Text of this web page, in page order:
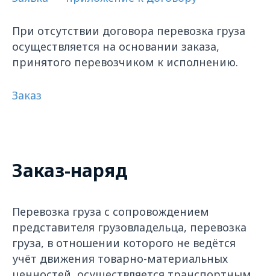
При отсутствии договора перевозка груза
осуществляется на основании заказа,
принятого перевозчиком к исполнению.
Заказ
Заказ-наряд
Перевозка груза с сопровождением
представителя грузовладельца, перевозка
груза, в отношении которого не ведётся
учёт движения товарно-материальных